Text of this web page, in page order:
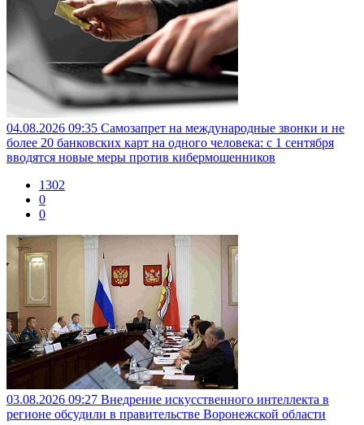
04.08.2026 09:35 Самозапрет на международные звонки и не
более 20 банковских карт на одного человека: с 1 сентября
вводятся новые меры против кибермошенников
1302
0
0
03.08.2026 09:27 Внедрение искусственного интеллекта в
регионе обсудили в правительстве Воронежской области